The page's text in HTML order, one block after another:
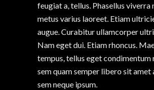
feugiat a, tellus. Phasellus viverra
metus varius laoreet. Etiam
augue. Curabitur ullamcorper
Nam eget dui. Etiam rhoncus.
tempus, tellus eget condimentum
sem quam semper libero sit amet
sem neque ipsum.